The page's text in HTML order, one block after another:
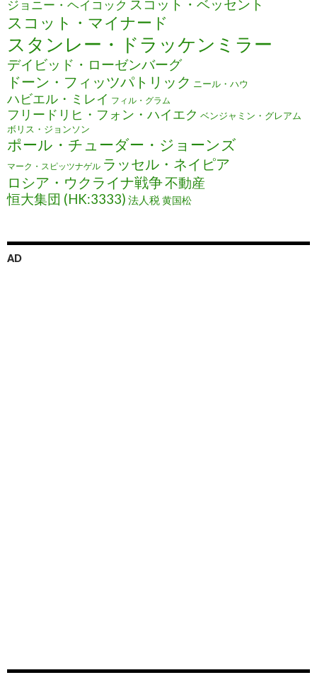
ジョニー・ヘイコック スコット・ベッセント
スコット・マイナード
スタンレー・ドラッケンミラー
デイビッド・ローゼンバーグ
ドーン・フィッツパトリック ニール・ハウ
ハビエル・ミレイ フィル・グラム
フリードリヒ・フォン・ハイエク ベンジャミン・グレアム
ボリス・ジョンソン
ポール・チューダー・ジョーンズ
マーク・スピッツナゲル ラッセル・ネイピア
ロシア・ウクライナ戦争不動産
恒大集団 (HK:3333) 法人税黄国松
AD